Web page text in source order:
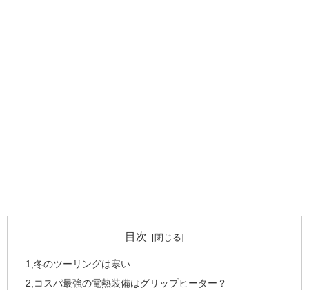
目次
1,冬のツーリングは寒い
2,コスパ最強の電熱装備はグリップヒーター？